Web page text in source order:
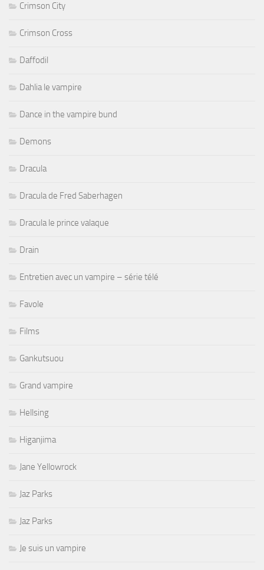
Crimson City
Crimson Cross
Daffodil
Dahlia le vampire
Dance in the vampire bund
Demons
Dracula
Dracula de Fred Saberhagen
Dracula le prince valaque
Drain
Entretien avec un vampire – série télé
Favole
Films
Gankutsuou
Grand vampire
Hellsing
Higanjima
Jane Yellowrock
Jaz Parks
Jaz Parks
Je suis un vampire